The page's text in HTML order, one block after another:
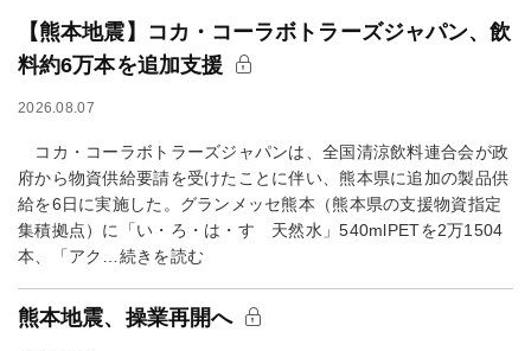
【熊本地震】コカ・コーラボトラーズジャパン、飲
料約6万本を追加支援
2026.08.07
コカ・コーラボトラーズジャパンは、全国清涼飲料連合会が政
府から物資供給要請を受けたことに伴い、熊本県に追加の製品供
給を6日に実施した。グランメッセ熊本（熊本県の支援物資指定
集積拠点）に「い・ろ・は・す 天然水」540mlPETを2万1504
本、「アク…続きを読む
熊本地震、操業再開へ